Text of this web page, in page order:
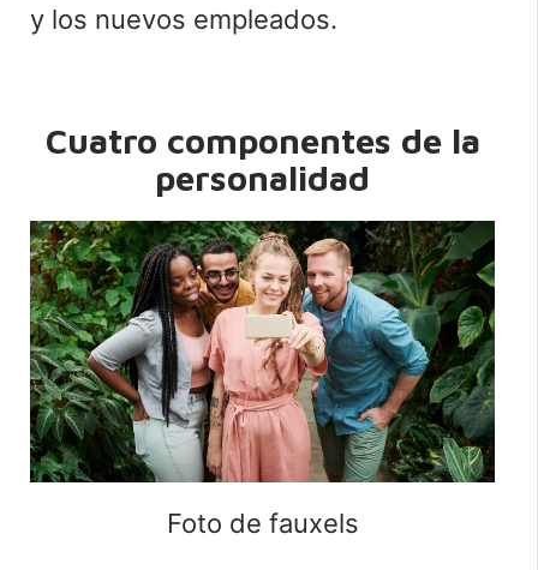
y los nuevos empleados.
Cuatro componentes de la
personalidad
Foto de fauxels